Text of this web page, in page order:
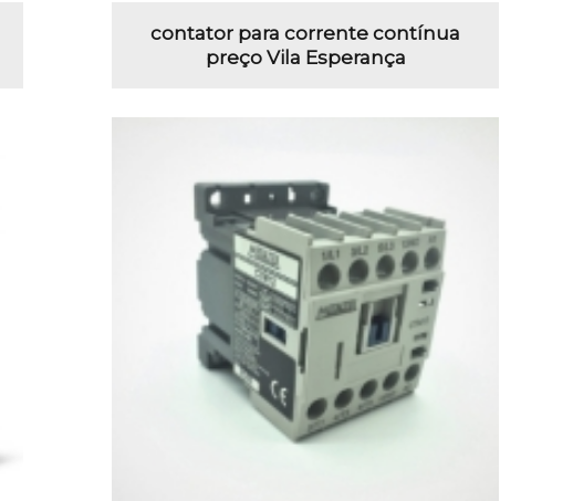
contator para corrente contínua
preço Vila Esperança